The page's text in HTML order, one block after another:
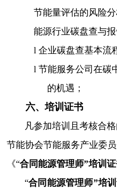
节能量评估的风险分
能源行业碳盘查与
l 企业碳盘查基本流
l 节能服务公司在碳
的机遇；
六、培训证书
凡参加培训且考核合
节能协会节能服务产业委
《“合同能源管理师”培训
“合同能源管理师”培